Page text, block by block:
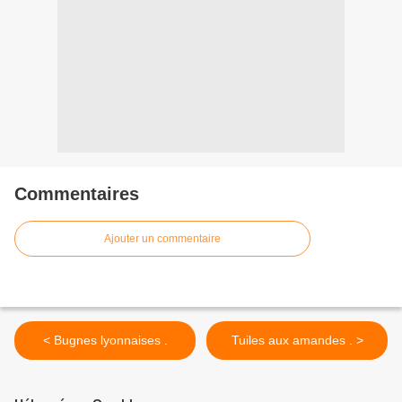
Commentaires
Ajouter un commentaire
< Bugnes lyonnaises . Tuiles aux amandes . >